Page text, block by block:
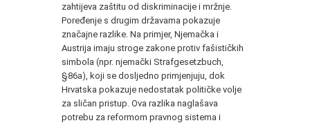
zahtijeva zaštitu od diskriminacije i mržnje.
Poređenje s drugim državama pokazuje
značajne razlike. Na primjer, Njemačka i
Austrija imaju stroge zakone protiv fašističkih
simbola (npr. njemački Strafgesetzbuch,
§86a), koji se dosljedno primjenjuju, dok
Hrvatska pokazuje nedostatak političke volje
za sličan pristup. Ova razlika naglašava
potrebu za reformom pravnog sistema i